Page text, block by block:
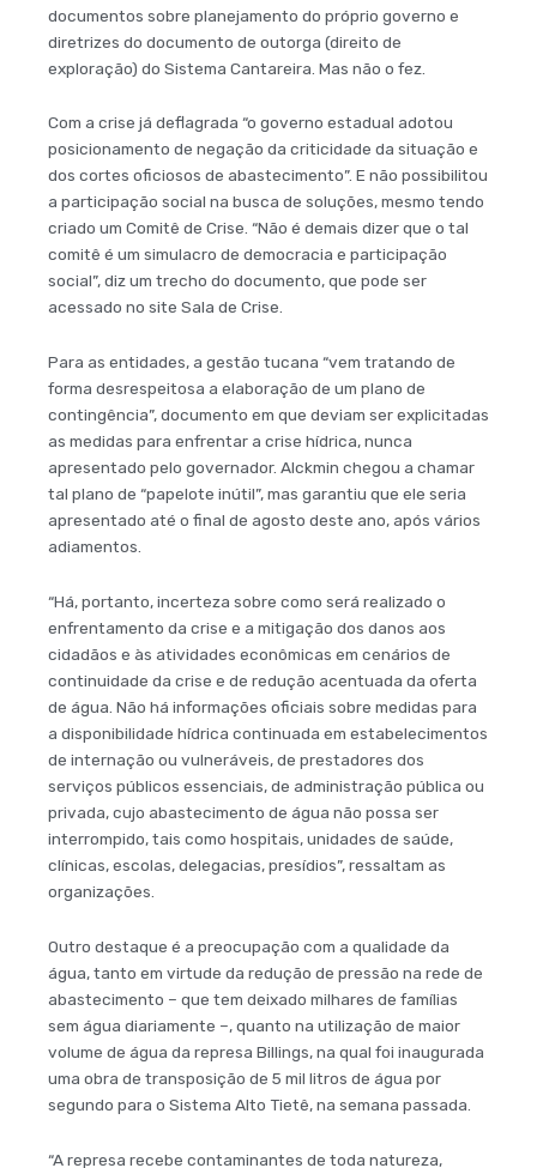
documentos sobre planejamento do próprio governo e
diretrizes do documento de outorga (direito de
exploração) do Sistema Cantareira. Mas não o fez.
Com a crise já deflagrada “o governo estadual adotou
posicionamento de negação da criticidade da situação e
dos cortes oficiosos de abastecimento”. E não possibilitou
a participação social na busca de soluções, mesmo tendo
criado um Comitê de Crise. “Não é demais dizer que o tal
comitê é um simulacro de democracia e participação
social”, diz um trecho do documento, que pode ser
acessado no site Sala de Crise.
Para as entidades, a gestão tucana “vem tratando de
forma desrespeitosa a elaboração de um plano de
contingência”, documento em que deviam ser explicitadas
as medidas para enfrentar a crise hídrica, nunca
apresentado pelo governador. Alckmin chegou a chamar
tal plano de “papelote inútil”, mas garantiu que ele seria
apresentado até o final de agosto deste ano, após vários
adiamentos.
“Há, portanto, incerteza sobre como será realizado o
enfrentamento da crise e a mitigação dos danos aos
cidadãos e às atividades econômicas em cenários de
continuidade da crise e de redução acentuada da oferta
de água. Não há informações oficiais sobre medidas para
a disponibilidade hídrica continuada em estabelecimentos
de internação ou vulneráveis, de prestadores dos
serviços públicos essenciais, de administração pública ou
privada, cujo abastecimento de água não possa ser
interrompido, tais como hospitais, unidades de saúde,
clínicas, escolas, delegacias, presídios”, ressaltam as
organizações.
Outro destaque é a preocupação com a qualidade da
água, tanto em virtude da redução de pressão na rede de
abastecimento – que tem deixado milhares de famílias
sem água diariamente –, quanto na utilização de maior
volume de água da represa Billings, na qual foi inaugurada
uma obra de transposição de 5 mil litros de água por
segundo para o Sistema Alto Tietê, na semana passada.
“A represa recebe contaminantes de toda natureza,